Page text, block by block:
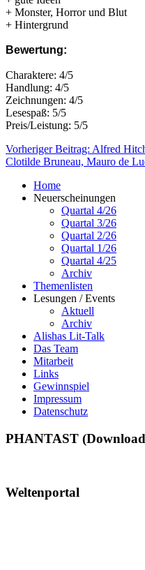
+ Monster, Horror und Blut
+ Hintergrund
Bewertung:
Charaktere: 4/5
Handlung: 4/5
Zeichnungen: 4/5
Lesespaß: 5/5
Preis/Leistung: 5/5
Vorheriger Beitrag: Alfred
Clotilde Bruneau, Mauro de
Home
Neuerscheinungen
Quartal 4/26
Quartal 3/26
Quartal 2/26
Quartal 1/26
Quartal 4/25
Archiv
Themenlisten
Lesungen / Events
Aktuell
Archiv
Alishas Lit-Talk
Das Team
Mitarbeit
Links
Gewinnspiel
Impressum
Datenschutz
PHANTAST
Weltenportal